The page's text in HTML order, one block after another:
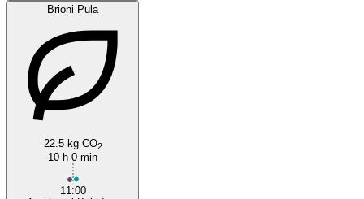
Brioni Pula
22.5 kg CO2
10 h 0 min
11:00